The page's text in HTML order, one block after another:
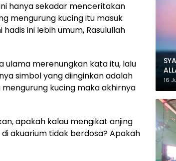
hanya sekadar menceritakan
mengurung kucing itu masuk
ini lebih umum, Rasulullah
merenungkan kata itu, lalu
simbol yang diinginkan adalah
kucing maka akhirnya
apakah kalau mengikat anjing
akuarium tidak berdosa? Apakah
16